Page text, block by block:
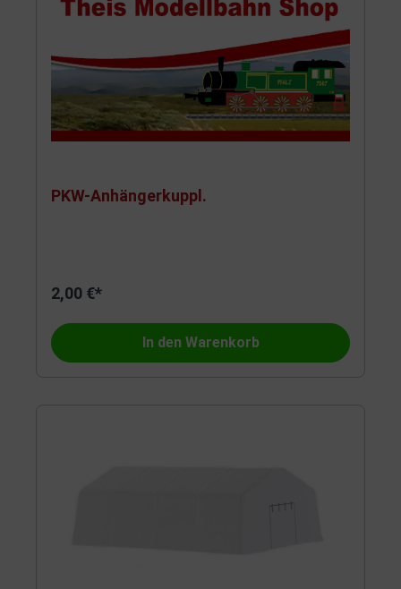
PKW-Anhängerkuppl.
2,00 €*
In den Warenkorb